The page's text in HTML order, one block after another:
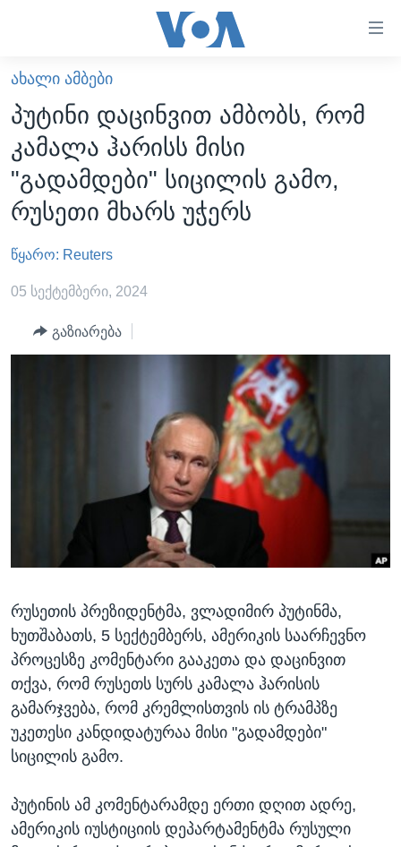
ხელმისაწვდომობისთვის
გადადით
მთავარზე
გადადით
მთავარ
ნავიგაციაზე
გადადით
ძიებაზე
ᲐᲮᲐᲚᲘ ᲐᲛᲑᲔᲑᲘ
ᲡᲐᲥᲐᲠᲗᲕᲔᲚᲝ
ᲐᲨᲨ
ᲐᲨᲨ-ᲘᲡ ᲐᲠᲩᲔᲕᲜᲔᲑᲘ 2024
ᲛᲡᲝᲤᲚᲘᲝ
ᲕᲘᲓᲔᲝᲔᲑᲘ
ᲒᲐᲓᲐᲪᲔᲛᲔᲑᲘ
ᲕᲐᲨᲘᲜᲒᲢᲝᲜᲘ ᲓᲦᲔᲡ
ᲡᲮᲕᲐ ᲡᲘᲐᲮᲚᲔᲔᲑᲘ
ᲘᲜᲢᲔᲠᲕᲘᲣ
ᲙᲣᲚᲢᲣᲠᲐ
ᲓᲔᲖᲘᲜᲤᲝᲠᲛᲐᲪᲘᲐ
ენები
ᲐᲮᲐᲚᲘ ᲐᲛᲑᲔᲑᲘ
პუტინი დაცინვით ამბობს, რომ
კამალა ჰარისს მისი
"გადამდები" სიცილის გამო,
რუსეთი მხარს უჭერს
წყარო: Reuters
05 სექტემბერი, 2024
გაზიარება
რუსეთის პრეზიდენტმა, ვლადიმირ პუტინმა,
ხუთშაბათს, 5 სექტემბერს, ამერიკის საარჩევნო
პროცესზე კომენტარი გააკეთა და დაცინვით
თქვა, რომ რუსეთს სურს კამალა ჰარისის
გამარჯვება, რომ კრემლისთვის ის ტრამპზე
უკეთესი კანდიდატურაა მისი "გადამდები"
სიცილის გამო.
პუტინის ამ კომენტარამდე ერთი დღით ადრე,
ამერიკის იუსტიციის დეპარტამენტმა რუსული